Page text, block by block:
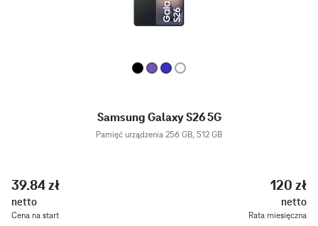
Samsung Galaxy S26 5G
Pamięć urządzenia 256 GB, 512 GB
39.84 zł
netto
Cena na start
120 zł
netto
Rata miesięczna